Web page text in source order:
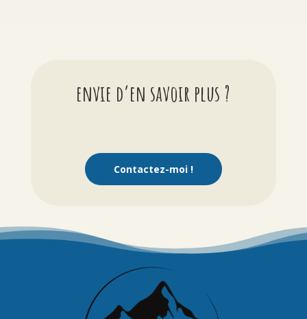
envie d’en savoir plus ?
Contactez-moi !